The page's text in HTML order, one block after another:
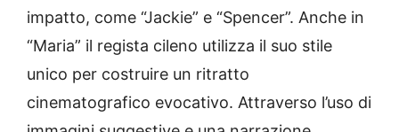
impatto, come “Jackie” e “Spencer”. Anche in
“Maria” il regista cileno utilizza il suo stile
unico per costruire un ritratto
cinematografico evocativo. Attraverso l’uso di